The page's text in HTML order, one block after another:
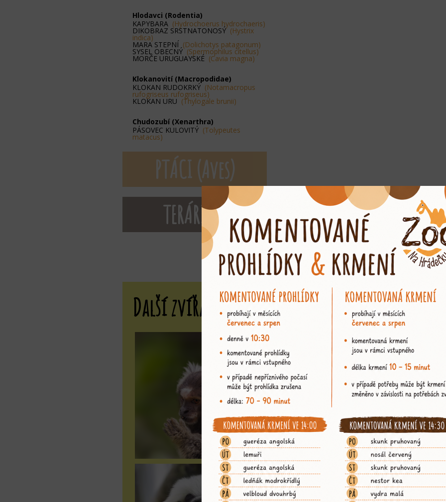
Hlodavci (Rodentia)
KAPYBARA (Hydrochoerus hydrochaeris)
DIKOBRAZ SRSTNATONOSÝ (Hystrix
indica)
MARA STEPNÍ (Dolichotys patagonum)
SYSEL OBECNÝ (Spermophilus citellus)
MORČE URUGUAYSKÉ (Cavia magna)
Klokanovití (Macropodidae)
KLOKAN RUDOKRKÝ (Notamacropus
rufogriseus rufogriseus)
KLOKAN URU (Thylogale brunii)
Chudozubí (Xenarthra)
PÁSOVEC KULOVITÝ (Tolypeutes
matacus)
PTÁCI (Aves)
TERÁRIUM
Další zvířata na tomto místě